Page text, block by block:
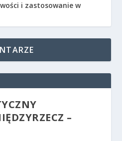
i zastosowanie w
–